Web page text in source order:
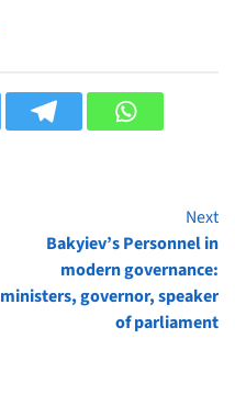
Next
Bakyiev’s Personnel in
modern governance:
ministers, governor, speaker
of parliament